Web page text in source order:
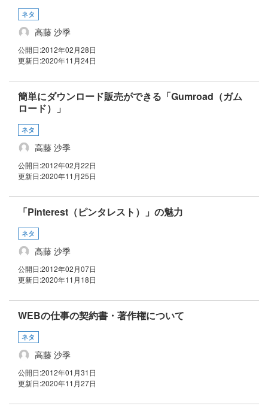
ネタ
高藤 沙季
公開日:2012年02月28日
更新日:2020年11月24日
簡単にダウンロード販売ができる「Gumroad（ガム
ロード）」
ネタ
高藤 沙季
公開日:2012年02月22日
更新日:2020年11月25日
「Pinterest（ピンタレスト）」の魅力
ネタ
高藤 沙季
公開日:2012年02月07日
更新日:2020年11月18日
WEBの仕事の契約書・著作権について
ネタ
高藤 沙季
公開日:2012年01月31日
更新日:2020年11月27日